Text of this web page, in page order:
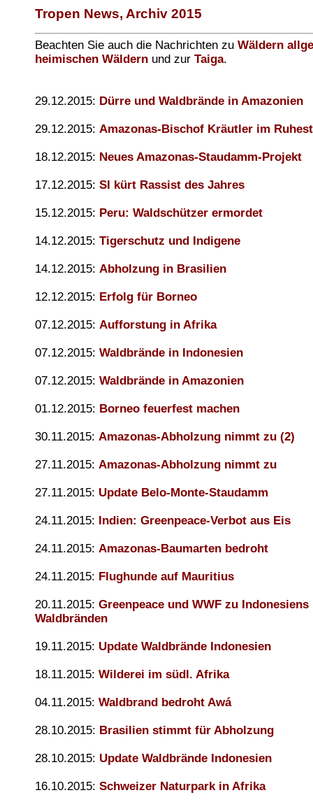
Tropen News, Archiv 2015
Beachten Sie auch die Nachrichten zu Wäldern
heimischen Wäldern und zur Taiga.
29.12.2015: Dürre und Waldbrände in Amazonien
29.12.2015: Amazonas-Bischof Kräutler im
18.12.2015: Neues Amazonas-Staudamm-Projekt
17.12.2015: SI kürt Rassist des Jahres
15.12.2015: Peru: Waldschützer ermordet
14.12.2015: Tigerschutz und Indigene
14.12.2015: Abholzung in Brasilien
12.12.2015: Erfolg für Borneo
07.12.2015: Aufforstung in Afrika
07.12.2015: Waldbrände in Indonesien
07.12.2015: Waldbrände in Amazonien
01.12.2015: Borneo feuerfest machen
30.11.2015: Amazonas-Abholzung nimmt zu (2)
27.11.2015: Amazonas-Abholzung nimmt zu
27.11.2015: Update Belo-Monte-Staudamm
24.11.2015: Indien: Greenpeace-Verbot aus Eis
24.11.2015: Amazonas-Baumarten bedroht
24.11.2015: Flughunde auf Mauritius
20.11.2015: Greenpeace und WWF zu Indonesiens
Waldbränden
19.11.2015: Update Waldbrände Indonesien
18.11.2015: Wilderei im südl. Afrika
04.11.2015: Waldbrand bedroht Awá
28.10.2015: Brasilien stimmt für Abholzung
28.10.2015: Update Waldbrände Indonesien
16.10.2015: Schweizer Naturpark in Afrika